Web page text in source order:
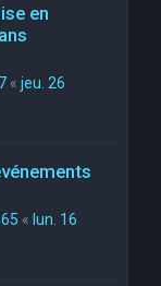
en
« jeu. 26
« lun. 16